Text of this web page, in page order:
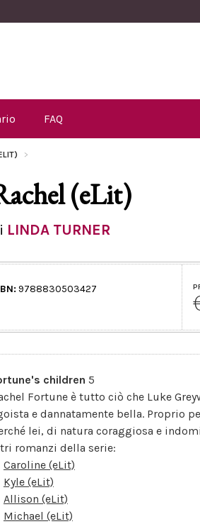
FAQ
(eLit)
LINDA TURNER
9788830503427
children 5
Fortune è tutto ciò che Luke
e dannatamente bella. Proprio
lei, di natura coraggiosa e
romanzi della serie:
Caroline (eLit)
Kyle (eLit)
Allison (eLit)
Michael (eLit)